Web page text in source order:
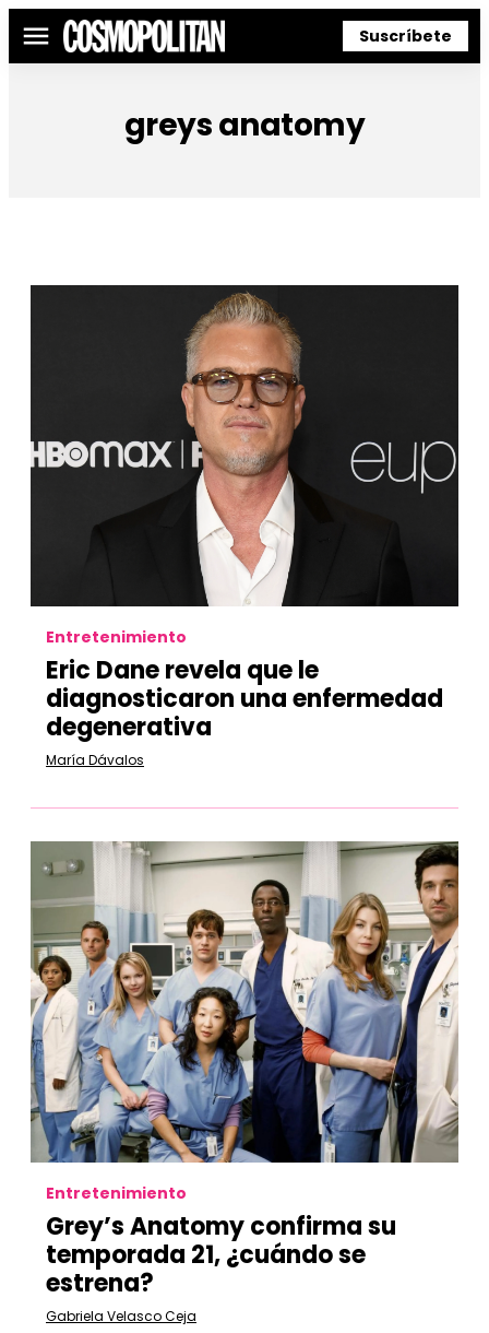
Menú Suscríbete
greys anatomy
Entretenimiento
Eric Dane revela que le
diagnosticaron una enfermedad
degenerativa
María Dávalos
Entretenimiento
Grey’s Anatomy confirma su
temporada 21, ¿cuándo se
estrena?
Gabriela Velasco Ceja